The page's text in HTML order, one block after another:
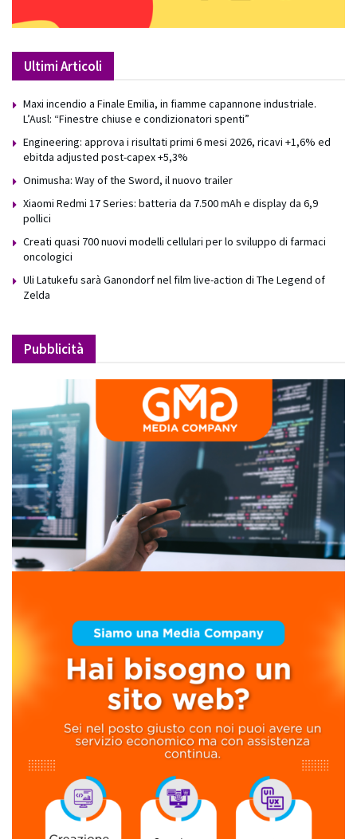
Ultimi Articoli
Maxi incendio a Finale Emilia, in fiamme capannone industriale.
L’Ausl: “Finestre chiuse e condizionatori spenti”
Engineering: approva i risultati primi 6 mesi 2026, ricavi +1,6% ed
ebitda adjusted post-capex +5,3%
Onimusha: Way of the Sword, il nuovo trailer
Xiaomi Redmi 17 Series: batteria da 7.500 mAh e display da 6,9
pollici
Creati quasi 700 nuovi modelli cellulari per lo sviluppo di farmaci
oncologici
Uli Latukefu sarà Ganondorf nel film live-action di The Legend of
Zelda
Pubblicità